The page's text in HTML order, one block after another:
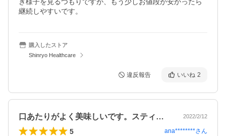
継続しやすいです。
購入したストア
Shinryo Healthcare
違反報告 いいね 2
口あたりがよく美味しいです。スティック… 2022/2/12
5 ana********さん